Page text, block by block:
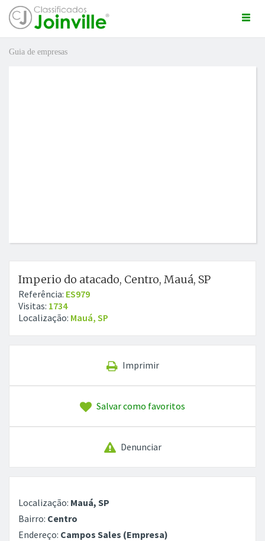
Guia de empresas
Imperio do atacado, Centro, Mauá, SP
Referência: ES979
Visitas: 1734
Localização: Mauá, SP
Imprimir
Salvar como favoritos
Denunciar
Localização: Mauá, SP
Bairro: Centro
Endereço: Campos Sales (Empresa)
GRÁTIS